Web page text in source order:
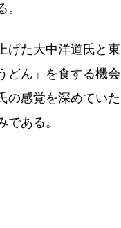
げた大中洋道氏と東
どん」を食する機会
の感覚を深めていた
ある。